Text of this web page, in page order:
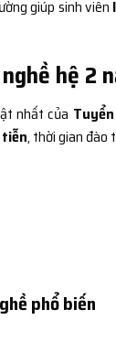
giúp sinh viên
hệ 2
nhất của
, thời gian đào
phổ biến